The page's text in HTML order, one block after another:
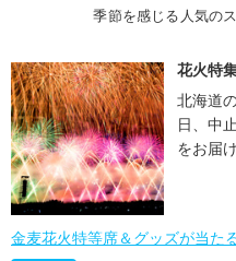
季節を感じる人気の
花火特
北海道
日、中
をお届け
金麦花火特等席＆グッズが当た